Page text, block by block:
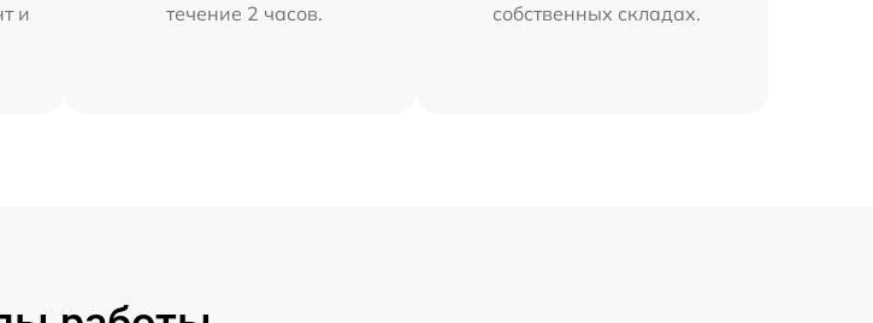
и
течение 2 часов.
собственных складах.